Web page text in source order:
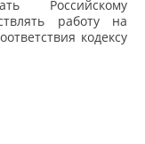
Российскому
работу на
кодексу